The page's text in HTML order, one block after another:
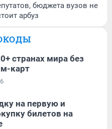
бюджета вузов не
арбуз
странах мира без
карт
на первую и
билетов на